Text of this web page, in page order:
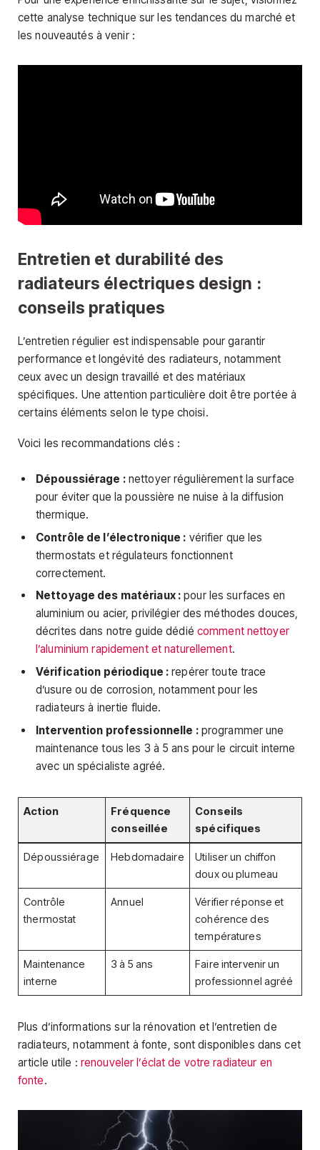
cette analyse technique sur les tendances du marché et
les nouveautés à venir :
Entretien et durabilité des
radiateurs électriques design :
conseils pratiques
L’entretien régulier est indispensable pour garantir
performance et longévité des radiateurs, notamment
ceux avec un design travaillé et des matériaux
spécifiques. Une attention particulière doit être portée à
certains éléments selon le type choisi.
Voici les recommandations clés :
Dépoussiérage :nettoyer régulièrement la surface
pour éviter que la poussière ne nuise à la diffusion
thermique.
Contrôle de l’électronique : vérifier que les
thermostats et régulateurs fonctionnent
correctement.
Nettoyage des matériaux : pour les surfaces en
aluminium ou acier, privilégier des méthodes douces,
décrites dans notre guide dédié comment nettoyer
l’aluminium rapidement et naturellement.
Vérification périodique : repérer toute trace
d’usure ou de corrosion, notamment pour les
radiateurs à inertie fluide.
Intervention professionnelle :programmer une
maintenance tous les 3 à 5 ans pour le circuit interne
avec un spécialiste agréé.
Action
Fréquence
conseillée
Conseils
spécifiques
Dépoussiérage Hebdomadaire
Utiliser un chiffon
doux ou plumeau
Contrôle
thermostat
Annuel
Vérifier réponse et
cohérence des
températures
Maintenance
interne
3 à 5 ans
Faire intervenir un
professionnel agréé
Plus d’informations sur la rénovation et l’entretien de
radiateurs, notamment à fonte, sont disponibles dans cet
article utile : renouveler l’éclat de votre radiateur en
fonte.